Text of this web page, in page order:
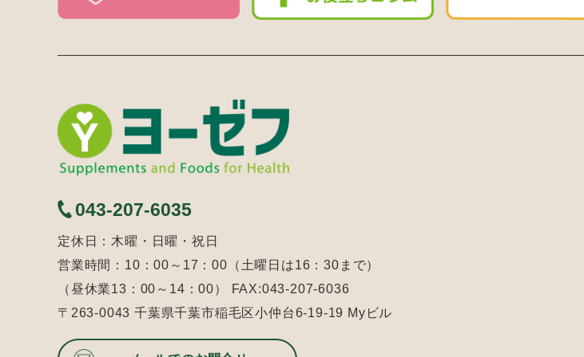
043-207-6035
定休日：木曜・日曜・祝日
営業時間：10：00～17：00（土曜日は16：30まで）
（昼休業13：00～14：00） FAX:043-207-6036
〒263-0043 千葉県千葉市稲毛区小仲台6-19-19 Myビル